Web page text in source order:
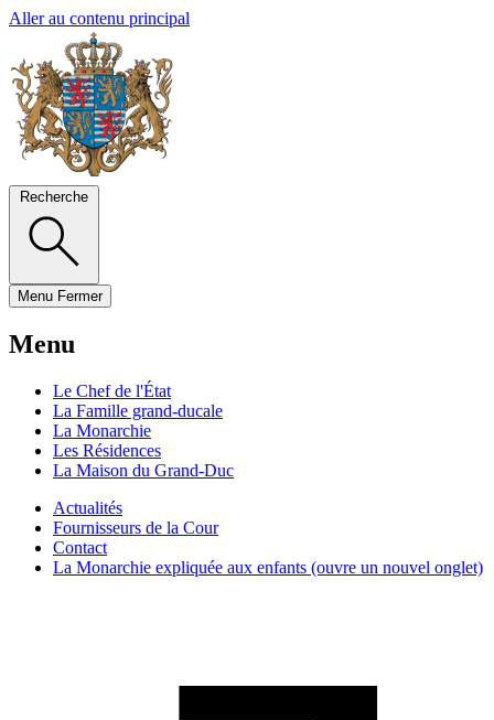
Aller au contenu principal
Recherche
Menu Fermer
Menu
Le Chef de l'État
La Famille grand-ducale
La Monarchie
Les Résidences
La Maison du Grand-Duc
Actualités
Fournisseurs de la Cour
Contact
La Monarchie expliquée aux enfants (ouvre un nouvel onglet)